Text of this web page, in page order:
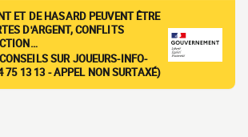
ET DE HASARD PEUVENT ÊTRE
D'ARGENT, CONFLITS
SUR JOUEURS-INFO-
75 13 13 - APPEL NON SURTAXÉ)